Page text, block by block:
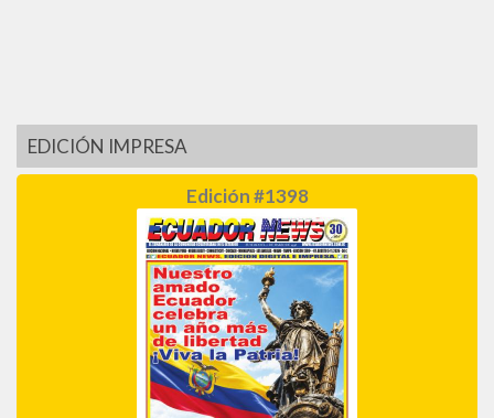
EDICIÓN IMPRESA
Edición #1398